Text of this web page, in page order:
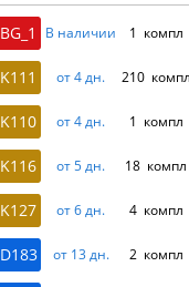
BG_1 В наличии 1 компл
K111 от 4 дн. 210 компл
K110 от 4 дн. 1 компл
K116 от 5 дн. 18 компл
K127 от 6 дн. 4 компл
D183 от 13 дн. 2 компл